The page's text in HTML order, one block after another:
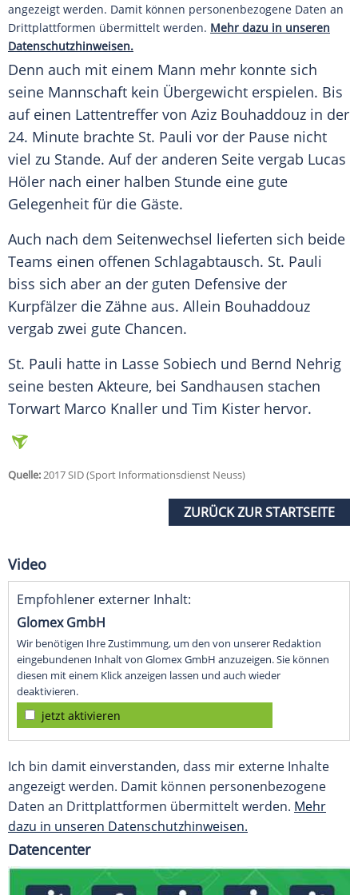
angezeigt werden. Damit können personenbezogene Daten an
Drittplattformen übermittelt werden. Mehr dazu in unseren
Datenschutzhinweisen.
Denn auch mit einem Mann mehr konnte sich
seine Mannschaft kein Übergewicht erspielen. Bis
auf einen Lattentreffer von Aziz Bouhaddouz in der
24. Minute brachte St. Pauli vor der Pause nicht
viel zu Stande. Auf der anderen Seite vergab Lucas
Höler nach einer halben Stunde eine gute
Gelegenheit für die Gäste.
Auch nach dem Seitenwechsel lieferten sich beide
Teams einen offenen Schlagabtausch. St. Pauli
biss sich aber an der guten Defensive der
Kurpfälzer die Zähne aus. Allein Bouhaddouz
vergab zwei gute Chancen.
St. Pauli hatte in Lasse Sobiech und Bernd Nehrig
seine besten Akteure, bei Sandhausen stachen
Torwart Marco Knaller und Tim Kister hervor.
Quelle:2017 SID (Sport Informationsdienst Neuss)
ZURÜCK ZUR STARTSEITE
Video
Empfohlener externer Inhalt:
Glomex GmbH
Wir benötigen Ihre Zustimmung, um den von unserer Redaktion
eingebundenen Inhalt von Glomex GmbH anzuzeigen. Sie können
diesen mit einem Klick anzeigen lassen und auch wieder
deaktivieren.
jetzt aktivieren
Ich bin damit einverstanden, dass mir externe Inhalte
angezeigt werden. Damit können personenbezogene
Daten an Drittplattformen übermittelt werden. Mehr
dazu in unseren Datenschutzhinweisen.
Datencenter